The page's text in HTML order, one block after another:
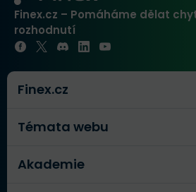
Finex.cz – Pomáháme dělat
rozhodnutí
Finex.cz
Témata webu
Akademie